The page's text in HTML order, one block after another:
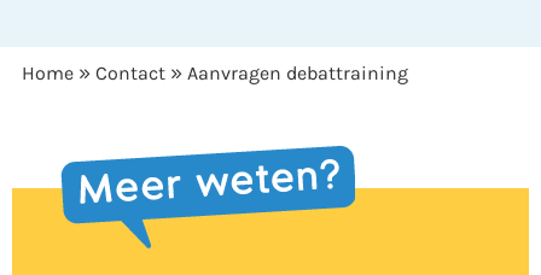
Home » Contact » Aanvragen debattraining